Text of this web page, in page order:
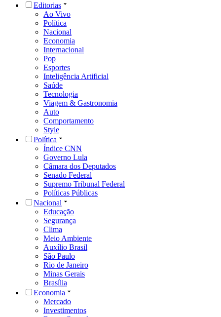
Editorias
Ao Vivo
Política
Nacional
Economia
Internacional
Pop
Esportes
Inteligência Artificial
Saúde
Tecnologia
Viagem & Gastronomia
Auto
Comportamento
Style
Política
Índice CNN
Governo Lula
Câmara dos Deputados
Senado Federal
Supremo Tribunal Federal
Políticas Públicas
Nacional
Educação
Segurança
Clima
Meio Ambiente
Auxílio Brasil
São Paulo
Rio de Janeiro
Minas Gerais
Brasília
Economia
Mercado
Investimentos